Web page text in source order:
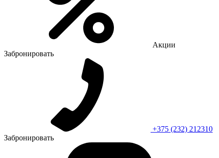
Акции
Забронировать
+375 (232) 212310
Забронировать